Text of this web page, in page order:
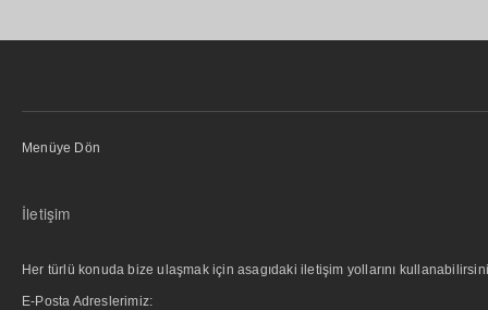
Menüye Dön
İletişim
Her türlü konuda bize ulaşmak için asagıdaki iletişim yollarını
E-Posta Adreslerimiz: